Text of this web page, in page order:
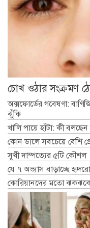
চোখ ওঠার সংক্রমণ
অক্সফোর্ডের গবেষণা:
ঝুঁকি
খালি পায়ে হাঁটা: কী বলছেন
কোন ডালে সবচেয়ে বেশি
সুখী দাম্পত্যের ৫টি কৌশল
যে ৭ অভ্যাস বাড়াচ্ছে
কোরিয়ানদের মতো ঝকঝকে